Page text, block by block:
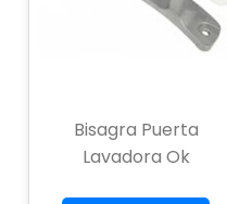
Bisagra Puerta
Lavadora Ok